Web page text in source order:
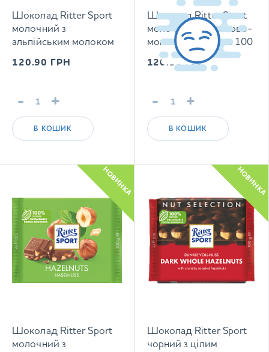
Шоколад Ritter Sport
молочний з
альпійським молоком
120.90 ГРН
- +
В КОШИК
Шоколад Ritter Sport
молочний з кокосово-
молочним кремом 100
120.90ГРН
- +
В КОШИК
Шоколад Ritter Sport
молочний з
НОВИНКА
Шоколад Ritter Sport
чорний з цілим
НОВИНКА